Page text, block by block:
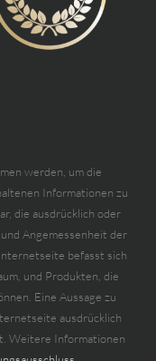
werden, um die
Informationen zu
die ausdrücklich oder
Angemessenheit der
befasst sich
und Produkten, die
Eine Aussage zu
ausdrücklich
Weitere Informationen